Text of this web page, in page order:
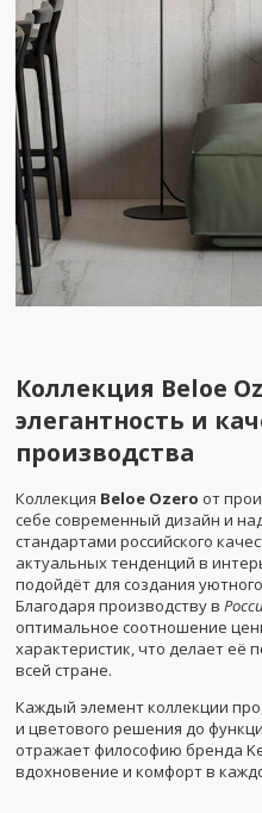
Коллекция Beloe
элегантность и
производства
Коллекция Beloe Ozero от
себе современный дизайн и
стандартами российского
актуальных тенденций в
подойдёт для создания
Благодаря производству в
оптимальное соотношение
характеристик, что делает её
всей стране.
Каждый элемент коллекции
и цветового решения до
отражает философию бренда
вдохновение и комфорт в